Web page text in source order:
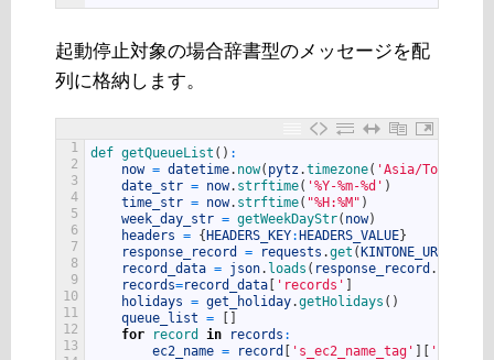
起動停止対象の場合辞書型のメッセージを配
列に格納します。
1
2
3
4
5
6
7
8
9
10
11
12
13
def getQueueList ( ) :
now = datetime. now( pytz.timezone( 'Asia/Tokyo'
date_str = now. strftime( '%Y-%m-%d' )
time_str = now. strftime( "%H:%M" )
week_day_str = getWeekDayStr( now)
headers = { HEADERS_KEY: HEADERS_VALUE}
response_record
= requests .get ( KINTONE_URL
record_data = json. loads ( response_record .
records=record_data 'records'
holidays = get_holiday.getHolidays ( )
queue_list =
for
record in records :
ec2_name = record 's_ec2_name_tag' 'value'